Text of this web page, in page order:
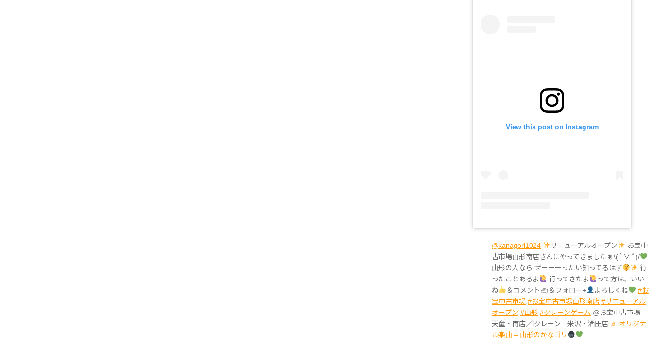
View this post on Instagram
@kanagori1024 リニューアルオープン
お宝中
古市場山形南店さんにやってきましたぁ\( ﾟ∀ ﾟ)/
山形の人なら ぜーーーったい知ってるはず
行
ったことあるよ
行ってきたよ
って方は、いい
ね
＆コメント✍ ＆フォロー+ よろしくね
#お
宝中古市場 #お宝中古市場山形南店 #リニューアル
オープン #山形 #クレーンゲーム @お宝中古市場
天童・南店／iクレーン 米沢・酒田店 ♬ オリジナ
ル楽曲 – 山形のかなゴリ